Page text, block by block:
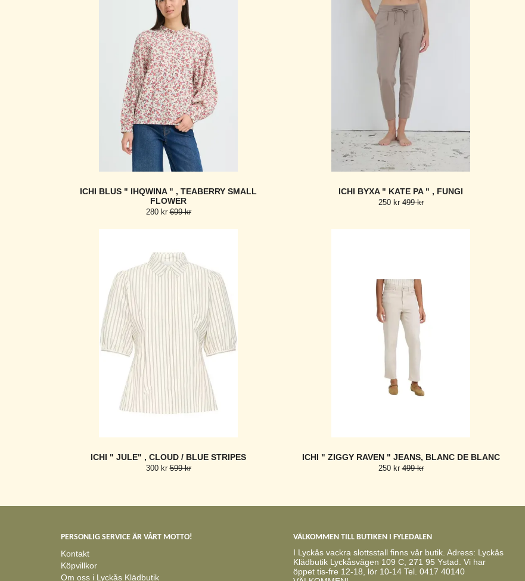
ICHI BLUS " IHQWINA " , TEABERRY SMALL
FLOWER
280 kr699 kr
ICHI BYXA " KATE PA " , FUNGI
250 kr499 kr
ICHI " JULE" , CLOUD / BLUE STRIPES
300 kr599 kr
ICHI " ZIGGY RAVEN " JEANS, BLANC DE BLANC
250 kr499 kr
PERSONLIG SERVICE ÄR VÅRT MOTTO!
Kontakt
Köpvillkor
Om oss i Lyckås Klädbutik
VÄLKOMMEN TILL BUTIKEN I FYLEDALEN
I Lyckås vackra slottsstall finns vår butik. Adress: Lyckås
Klädbutik Lyckåsvägen 109 C, 271 95 Ystad. Vi har
öppet tis-fre 12-18, lör 10-14 Tel. 0417 40140